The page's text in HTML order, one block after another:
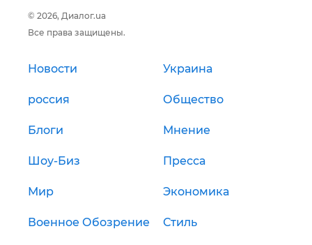
© 2026, Диалог.ua
Все права защищены.
Новости Украина
россия Общество
Блоги Мнение
Шоу-Биз Пресса
Мир Экономика
Военное Обозрение Стиль